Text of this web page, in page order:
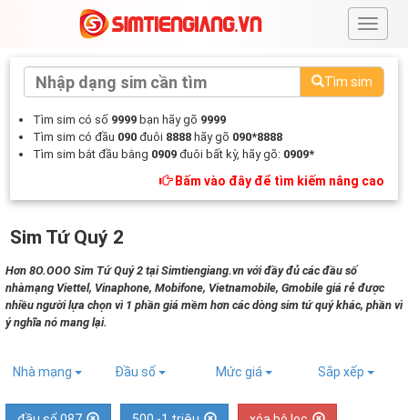
#
Tìm sim
Tìm sim có số 9999 bạn hãy gõ 9999
Tìm sim có đầu 090 đuôi 8888 hãy gõ 090*8888
Tìm sim bắt đầu bằng 0909 đuôi bất kỳ, hãy gõ: 0909*
Bấm vào đây để tìm kiếm nâng cao
Sim Tứ Quý 2
Hơn 8O.OOO Sim Tứ Quý 2 tại Simtiengiang.vn với đầy đủ các đầu số
nhàmạng Viettel, Vinaphone, Mobifone, Vietnamobile, Gmobile giá rẻ được
nhiều người lựa chọn vì 1 phần giá mềm hơn các dòng sim tứ quý khác, phần vì
ý nghĩa nó mang lại.
Nhà mạng Đầu số Mức giá Sắp xếp